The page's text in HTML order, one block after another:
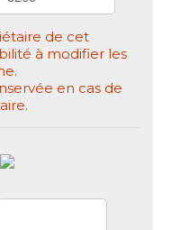
de cet
à modifier les
en cas de